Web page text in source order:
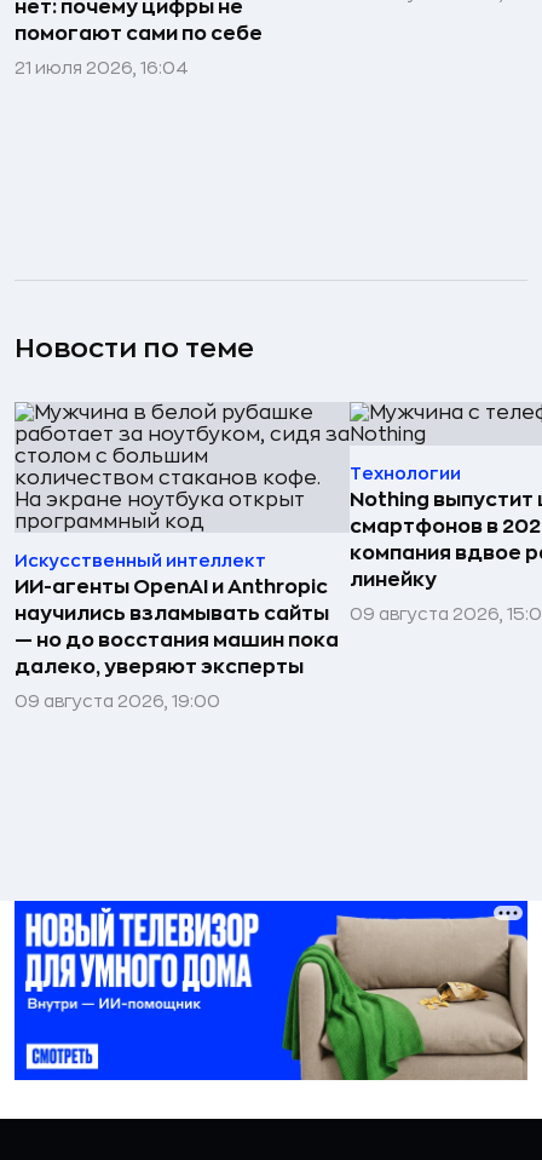
нет: почему цифры не
помогают сами по себе
21 июля 2026, 16:04
Новости по теме
Искусственный интеллект
ИИ-агенты OpenAI и Anthropic
научились взламывать сайты
— но до восстания машин пока
далеко, уверяют эксперты
09 августа 2026, 19:00
Технологии
Nothing выпустит
смартфонов в
компания вдвое
линейку
09 августа 2026,